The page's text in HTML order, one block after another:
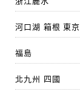
河口湖 箱根 東京
福島
北九州 四國